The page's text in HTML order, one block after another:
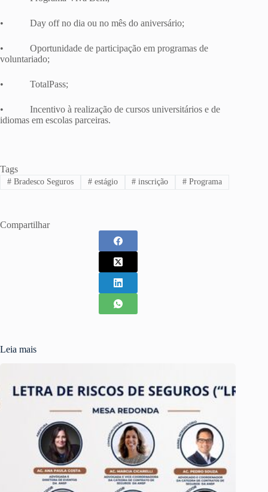
• Day off no dia ou no mês do aniversário;
• Oportunidade de participação em programas de
voluntariado;
• TotalPass;
• Incentivo à realização de cursos universitários e de
idiomas em escolas parceiras.
Tags
#Bradesco Seguros #estágio # inscrição # Programa
Compartilhar
Leia mais